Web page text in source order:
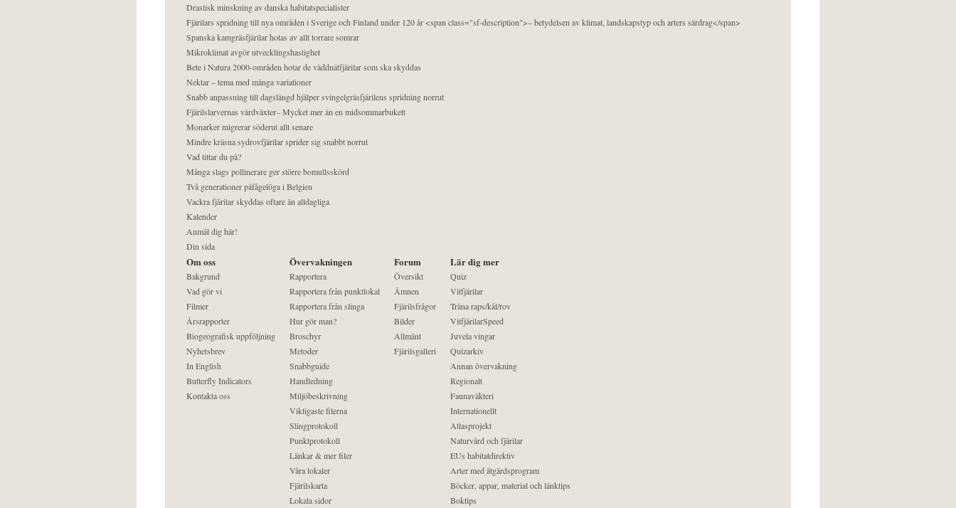
Drastisk minskning av danska habitatspecialister
Fjärilars spridning till nya områden i Sverige och Finland under 120 år <span class="sf-description">– betydelsen av klimat, landskapstyp och arters särdrag</span>
Spanska kamgräsfjärilar hotas av allt torrare somrar
Mikroklimat avgör utvecklingshastighet
Bete i Natura 2000-områden hotar de väddnätfjärilar som ska skyddas
Nektar – tema med många variationer
Snabb anpassning till dagslängd hjälper svingelgräsfjärilens spridning norrut
Fjärilslarvernas värdväxter– Mycket mer än en midsommarbukett
Monarker migrerar söderut allt senare
Mindre kräsna sydrovfjärilar sprider sig snabbt norrut
Vad tittar du på?
Många slags pollinerare ger större bomullsskörd
Två generationer påfågelöga i Belgien
Vackra fjärilar skyddas oftare än alldagliga
Kalender
Anmäl dig här!
Din sida
Om oss
Bakgrund
Vad gör vi
Filmer
Årsrapporter
Biogeografisk uppföljning
Nyhetsbrev
In English
Butterfly Indicators
Kontakta oss
Övervakningen
Rapportera
Rapportera från punktlokal
Rapportera från slinga
Hur gör man?
Broschyr
Metoder
Snabbguide
Handledning
Miljöbeskrivning
Viktigaste filerna
Slingprotokoll
Punktprotokoll
Länkar & mer filer
Våra lokaler
Fjärilskarta
Lokala sidor
Forum
Översikt
Ämnen
Fjärilsfrågor
Bilder
Allmänt
Fjärilsgalleri
Lär dig mer
Quiz
Vitfjärilar
Träna raps/kål/rov
VitfjärilarSpeed
Juvela vingar
Quizarkiv
Annan övervakning
Regionalt
Faunaväkteri
Internationellt
Atlasprojekt
Naturvård och fjärilar
EUs habitatdirektiv
Arter med åtgärdsprogram
Böcker, appar, material och länktips
Boktips